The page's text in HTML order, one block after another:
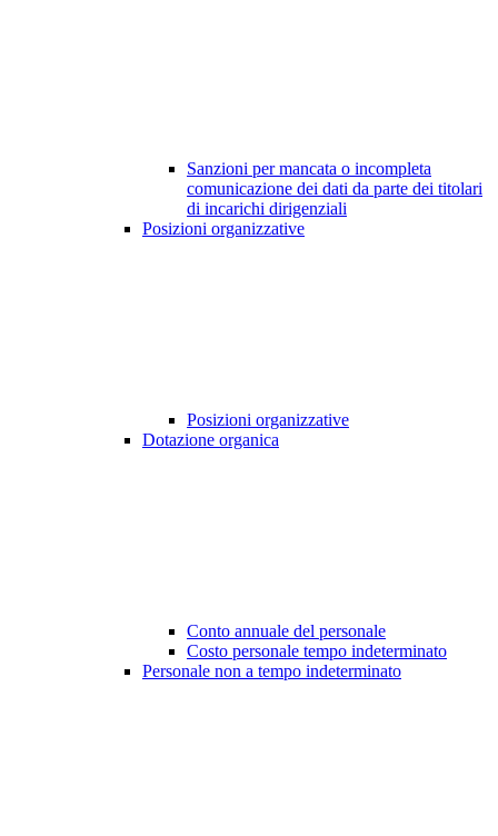
Sanzioni per mancata o incompleta
comunicazione dei dati da parte dei titolari
di incarichi dirigenziali
Posizioni organizzative
Posizioni organizzative
Dotazione organica
Conto annuale del personale
Costo personale tempo indeterminato
Personale non a tempo indeterminato